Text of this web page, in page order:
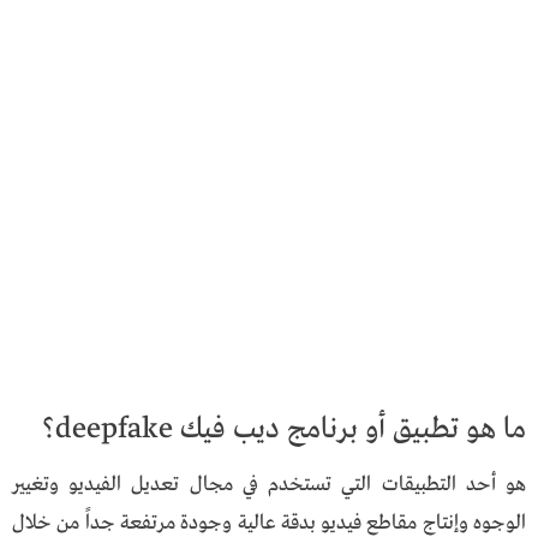
ما هو تطبيق أو برنامج ديب فيك deepfake؟
هو أحد التطبيقات التي تستخدم في مجال تعديل الفيديو وتغيير
الوجوه وإنتاج مقاطع فيديو بدقة عالية وجودة مرتفعة جداً من خلال